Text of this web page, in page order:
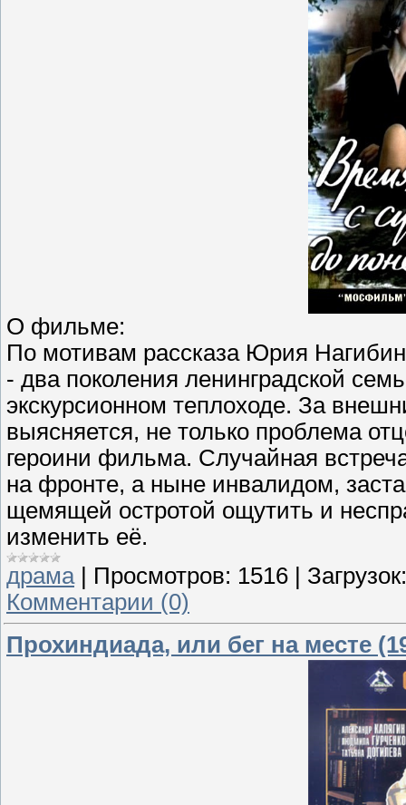
О фильме:
По мотивам рассказа Юрия
- два поколения ленинградской
экскурсионном теплоходе. За
выясняется, не только проблема
героини фильма. Случайная
на фронте, а ныне инвалидом,
щемящей остротой ощутить и
изменить её.
драма | Просмотров: 1516 | Загрузок:
Комментарии (0)
Прохиндиада, или бег на месте